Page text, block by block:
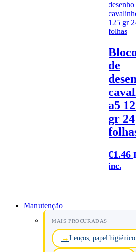
Bloco
de
a5
gr 24
€1.46
inc.
Manutenção
MAIS PROCURADAS
Lenços, papel higiénico